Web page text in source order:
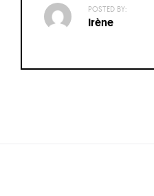
POSTED BY:
Irène